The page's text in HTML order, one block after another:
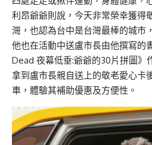
利昂爺爺則說，今天非常榮幸獲得
灣，也認為台中是台灣最棒的城市
他也在活動中送盧市長由他撰寫的
Dead 夜幕低垂:爺爺的30片拼圖》
拿到盧市長親自送上的敬老愛心卡
車，體驗其補助優惠及方便性。